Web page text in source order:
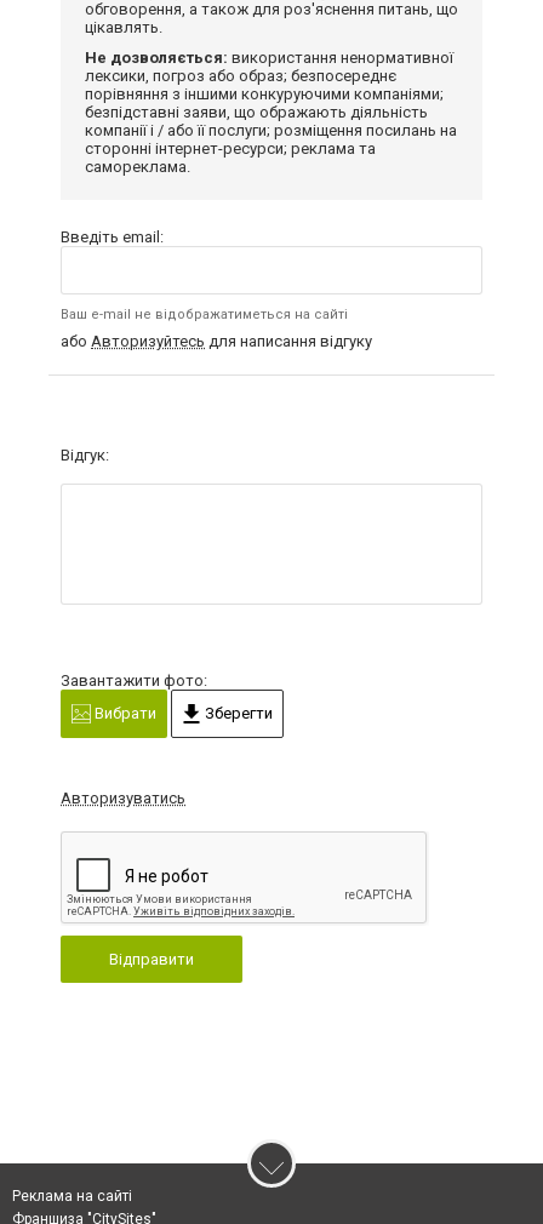
обговорення, а також для роз'яснення питань, що
цікавлять.
Не дозволяється: використання ненормативної
лексики, погроз або образ; безпосереднє
порівняння з іншими конкуруючими компаніями;
безпідставні заяви, що ображають діяльність
компанії і / або її послуги; розміщення посилань на
сторонні інтернет-ресурси; реклама та
самореклама.
Введіть email:
Ваш e-mail не відображатиметься на сайті
або Авторизуйтесь для написання відгуку
Відгук:
Завантажити фото:
Вибрати
Зберегти
Авторизуватись
Відправити
Реклама на сайті
Франшиза "CitySites"